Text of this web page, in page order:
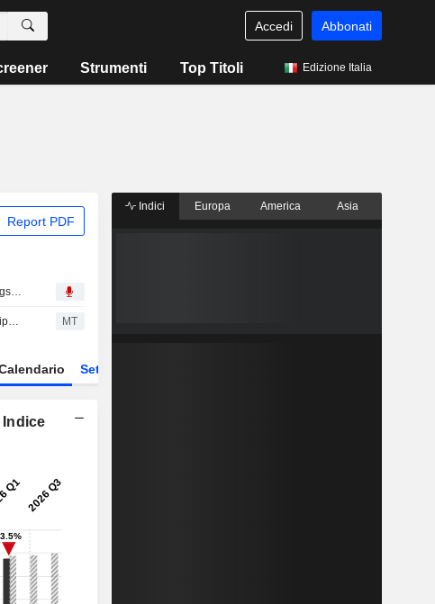
Accedi Abbonati
Strumenti Top Titoli Edizione Italia
Report PDF
Sienna Senior Living Inc., Q2 2026 Earnings Call, Aug 05, 2026
Flash utili (SIA.TO): Sienna Senior Living riporta ricavi per il secondo trimestre pari a 288,2 Mio CAD, superando le stime FactSet di 287,7 Mio CAD MT
Settore
Indice
Indici Europa America Asia